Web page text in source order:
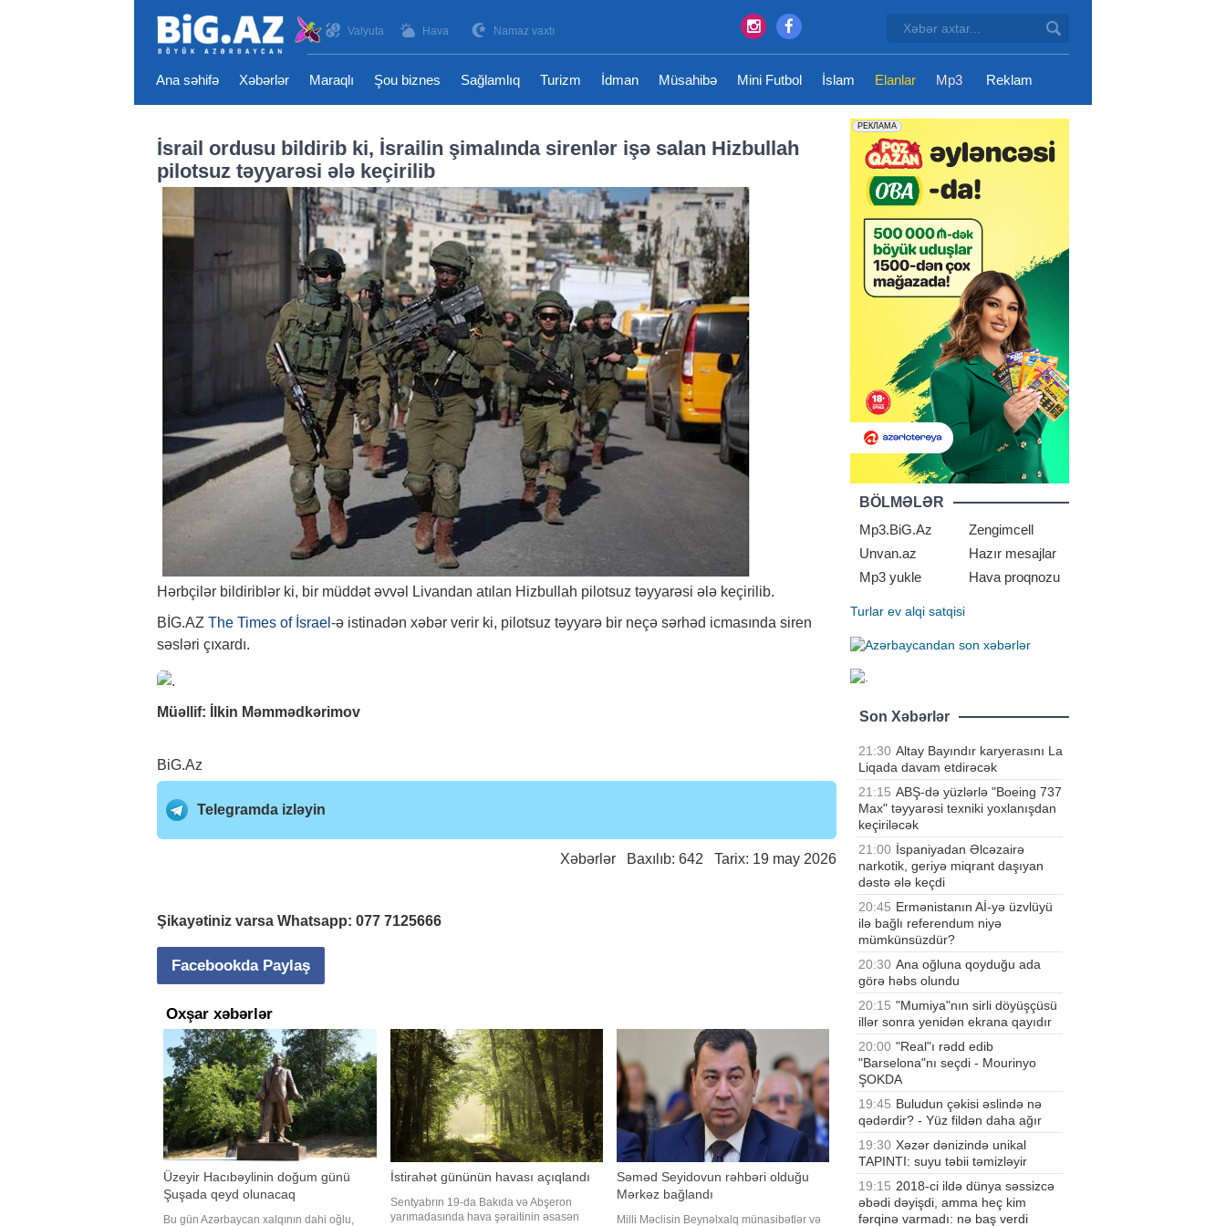
Valyuta Hava Namaz vaxtı
Ana səhifə Xəbərlər Maraqlı Şou biznes Sağlamlıq Turizm İdman Müsahibə Mini Futbol İslam Elanlar Mp3 Reklam
İsrail ordusu bildirib ki, İsrailin şimalında sirenlər işə salan Hizbullah
pilotsuz təyyarəsi ələ keçirilib
Hərbçilər bildiriblər ki, bir müddət əvvəl Livandan atılan Hizbullah pilotsuz təyyarəsi ələ keçirilib.
BİG.AZ The Times of İsrael -ə istinadən xəbər verir ki, pilotsuz təyyarə bir neçə sərhəd icmasında siren
səsləri çıxardı.
Müəllif: İlkin Məmmədkərimov
BiG.Az
Telegramda izləyin
Xəbərlər Baxılıb: 642 Tarix: 19 may 2026
Şikayətiniz varsa Whatsapp: 077 7125666
Facebookda Paylaş
Oxşar xəbərlər
Üzeyir Hacıbəylinin doğum günü
Şuşada qeyd olunacaq
Bu gün Azərbaycan xalqının dahi oğlu,
İstirahət gününün havası açıqlandı
Sentyabrın 19-da Bakıda və Abşeron
yarımadasında hava şəraitinin əsasən
Səməd Seyidovun rəhbəri olduğu
Mərkəz bağlandı
Milli Məclisin Beynəlxalq münasibətlər və
BÖLMƏLƏR
Mp3.BiG.Az
Zengimcell
Unvan.az
Hazır mesajlar
Mp3 yukle
Hava proqnozu
Turlar ev alqi satqisi
Son Xəbərlər
21:30 Altay Bayındır karyerasını La
Liqada davam etdirəcək
21:15 ABŞ-də yüzlərlə "Boeing 737
Max" təyyarəsi texniki yoxlanışdan
keçiriləcək
21:00 İspaniyadan Əlcəzairə
narkotik, geriyə miqrant daşıyan
dəstə ələ keçdi
20:45 Ermənistanın Aİ-yə üzvlüyü
ilə bağlı referendum niyə
mümkünsüzdür?
20:30 Ana oğluna qoyduğu ada
görə həbs olundu
20:15 "Mumiya"nın sirli döyüşçüsü
illər sonra yenidən ekrana qayıdır
20:00 "Real"ı rədd edib
"Barselona"nı seçdi - Mourinyo
ŞOKDA
19:45 Buludun çəkisi əslində nə
qədərdir? - Yüz fildən daha ağır
19:30 Xəzər dənizində unikal
TAPINTI: suyu təbii təmizləyir
19:15 2018-ci ildə dünya səssizcə
əbədi dəyişdi, amma heç kim
fərqinə varmadı: nə baş verdi